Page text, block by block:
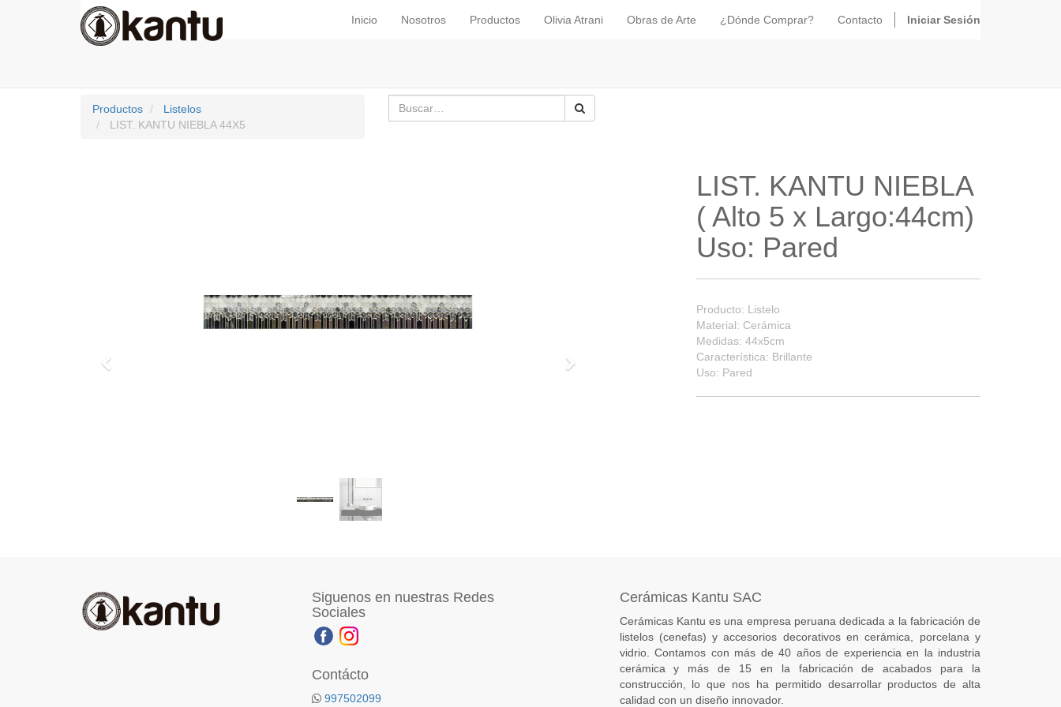
Inicio Nosotros Productos Olivia Atrani Obras de Arte ¿Dónde Comprar? Contacto Iniciar Sesión
Productos
Listelos
LIST. KANTU NIEBLA 44X5
Siguiente
LIST. KANTU NIEBLA
( Alto 5 x Largo:44cm)
Uso: Pared
Producto: Listelo
Material: Cerámica
Medidas: 44x5cm
Característica: Brillante
Uso: Pared
Siguenos en nuestras Redes
Sociales
Contácto
997502099
Cerámicas Kantu SAC
Cerámicas Kantu es una empresa peruana dedicada a la fabricación de
listelos (cenefas) y accesorios decorativos en cerámica, porcelana y
vidrio. Contamos con más de 40 años de experiencia en la industria
cerámica y más de 15 en la fabricación de acabados para la
construcción, lo que nos ha permitido desarrollar productos de alta
calidad con un diseño innovador.